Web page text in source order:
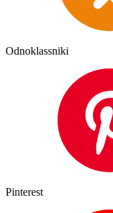
Odnoklassniki
Pinterest